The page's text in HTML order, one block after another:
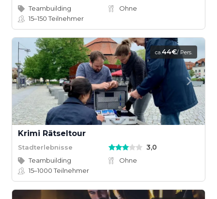
Teambuilding
Ohne
15–150Teilnehmer
ca.44€/ Pers.
Krimi Rätseltour
Stadterlebnisse 3,0
Teambuilding
Ohne
15–1000Teilnehmer